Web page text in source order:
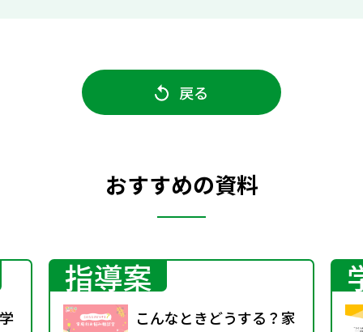
戻る
おすすめの資料
指導案
こんなときどうする？家